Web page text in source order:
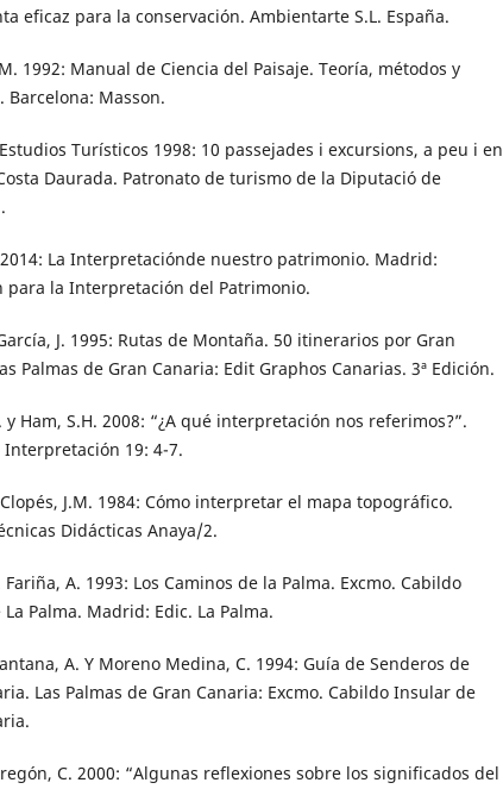
eficaz para la conservación. Ambientarte S.L. España.
1992: Manual de Ciencia del Paisaje. Teoría, métodos y
Barcelona: Masson.
Turísticos 1998: 10 passejades i excursions, a peu i en
Daurada. Patronato de turismo de la Diputació de
2014: La Interpretaciónde nuestro patrimonio. Madrid:
para la Interpretación del Patrimonio.
J. 1995: Rutas de Montaña. 50 itinerarios por Gran
Palmas de Gran Canaria: Edit Graphos Canarias. 3ª Edición.
y Ham, S.H. 2008: “¿A qué interpretación nos referimos?”.
Interpretación 19: 4-7.
J.M. 1984: Cómo interpretar el mapa topográfico.
Didácticas Anaya/2.
A. 1993: Los Caminos de la Palma. Excmo. Cabildo
Palma. Madrid: Edic. La Palma.
A. Y Moreno Medina, C. 1994: Guía de Senderos de
Las Palmas de Gran Canaria: Excmo. Cabildo Insular de
C. 2000: “Algunas reflexiones sobre los significados del